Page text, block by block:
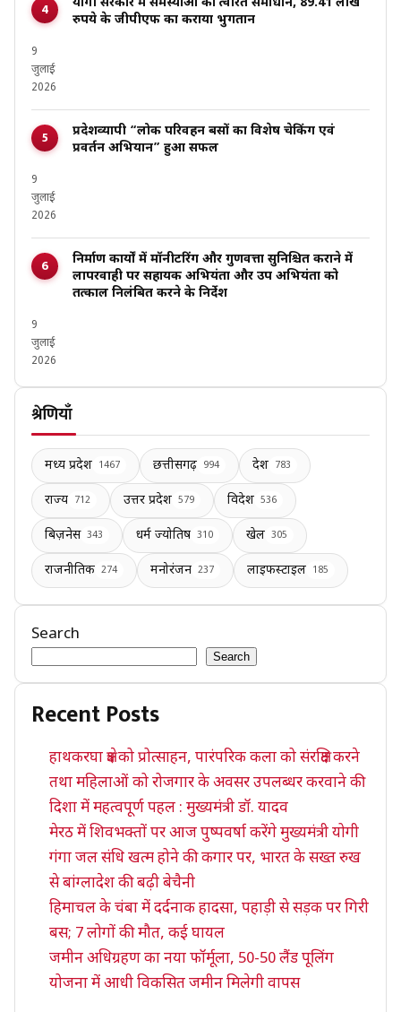
रुपये के जीपीएफ का कराया भुगतान
9
जुलाई
2026
प्रदेशव्यापी “लोक परिवहन बसों का विशेष चेकिंग एवं
प्रवर्तन अभियान” हुआ सफल
9
जुलाई
2026
निर्माण कार्यों में मॉनीटरिंग और गुणवत्ता सुनिश्चित कराने में
लापरवाही पर सहायक अभियंता और उप अभियंता को
तत्काल निलंबित करने के निर्देश
9
जुलाई
2026
श्रेणियाँ
मध्य प्रदेश 1467 छत्तीसगढ़ 994 देश 783
राज्य 712 उत्तर प्रदेश 579 विदेश 536
बिज़नेस 343 धर्म ज्योतिष 310 खेल 305
राजनीतिक 274 मनोरंजन 237 लाइफस्टाइल 185
Search
Search
Recent Posts
हाथकरघा क्षेत्र को प्रोत्साहन, पारंपरिक कला को संरक्षित करने
तथा महिलाओं को रोजगार के अवसर उपलब्धर करवाने की
दिशा में महत्वपूर्ण पहल : मुख्यमंत्री डॉ. यादव
मेरठ में शिवभक्तों पर आज पुष्पवर्षा करेंगे मुख्यमंत्री योगी
गंगा जल संधि खत्म होने की कगार पर, भारत के सख्त रुख
से बांग्लादेश की बढ़ी बेचैनी
हिमाचल के चंबा में दर्दनाक हादसा, पहाड़ी से सड़क पर गिरी
बस; 7 लोगों की मौत, कई घायल
जमीन अधिग्रहण का नया फॉर्मूला, 50-50 लैंड पूलिंग
योजना में आधी विकसित जमीन मिलेगी वापस